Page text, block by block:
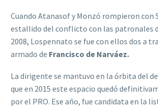
Cuando Atanasof y Monzó rompieron con
estallido del conflicto con las patronales
2008, Lospennato se fue con ellos dos a
armado de Francisco de Narváez.
La dirigente se mantuvo en la órbita del
que en 2015 este espacio quedó
por el PRO. Ese año, fue candidata en la